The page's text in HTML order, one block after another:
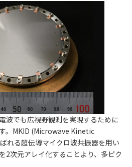
波でも広視野観測を実現するために
。MKID (Microwave Kinetic
る超伝導マイクロ波共振器を用い
2次元アレイ化することより、多ピク